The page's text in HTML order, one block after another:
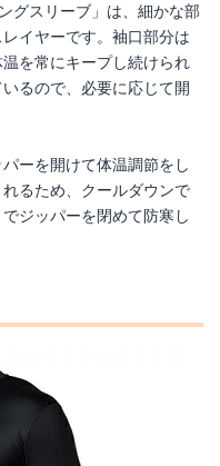
グスリーブ」は、細かな部
イヤーです。袖口部分は
を常にキープし続けられ
るので、必要に応じて開
ーを開けて体温調節をし
るため、クールダウンで
ジッパーを閉めて防寒し